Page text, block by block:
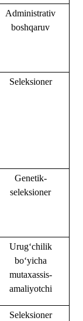
Administrativ
boshqaruv
Seleksioner
Genetik-
seleksioner
Urugʻchilik
boʻyicha
mutaxassis-
amaliyotchi
Seleksioner